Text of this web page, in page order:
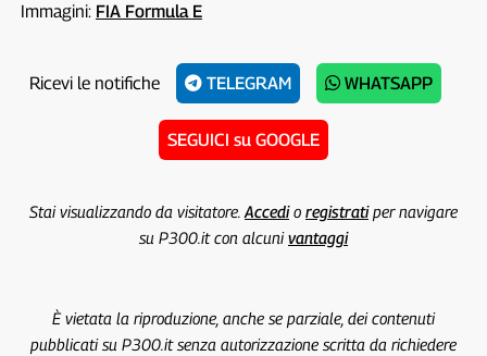
Immagini: FIA Formula E
Ricevi le notifiche TELEGRAM WHATSAPP
SEGUICI su GOOGLE
Stai visualizzando da visitatore. Accedio registratiper navigare
su P300.it con alcunivantaggi
È vietata la riproduzione, anche se parziale, dei contenuti
pubblicati su P300.it senza autorizzazione scritta da richiedere